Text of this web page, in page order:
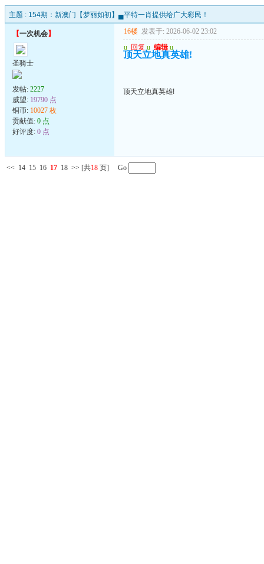
主题 : 154期：新澳门【梦丽如初】▄平特一肖提供给广大彩民！
【一次机会】
圣骑士
发帖: 2227
威望: 19790 点
铜币: 10027 枚
贡献值: 0 点
好评度: 0 点
16楼 发表于: 2026-06-02 23:02
u 回复 u 编辑 u
顶天立地真英雄!
顶天立地真英雄!
<< 14 15 16 17 18 >> [共18 页] Go